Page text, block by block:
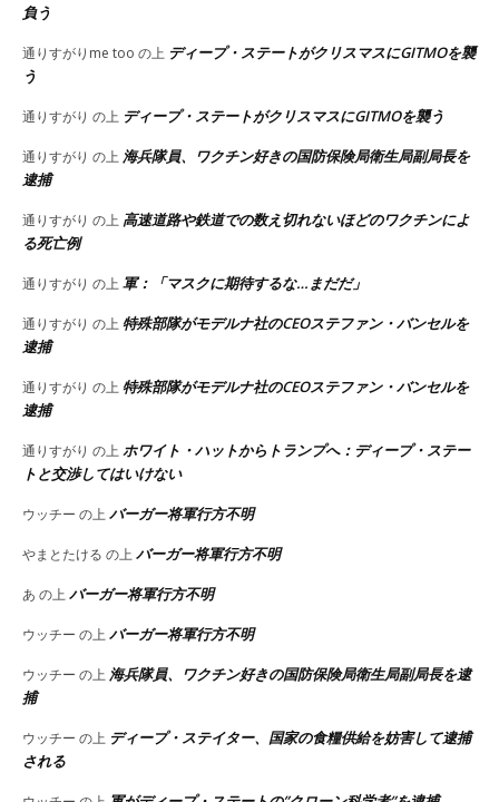
負う
通りすがりme too の上 ディープ・ステートがクリスマスにGITMOを襲
う
通りすがり の上 ディープ・ステートがクリスマスにGITMOを襲う
通りすがり の上 海兵隊員、ワクチン好きの国防保険局衛生局副局長を
逮捕
通りすがり の上 高速道路や鉄道での数え切れないほどのワクチンによ
る死亡例
通りすがり の上 軍：「マスクに期待するな…まだだ」
通りすがり の上 特殊部隊がモデルナ社のCEOステファン・バンセルを
逮捕
通りすがり の上 特殊部隊がモデルナ社のCEOステファン・バンセルを
逮捕
通りすがり の上 ホワイト・ハットからトランプへ：ディープ・ステー
トと交渉してはいけない
ウッチー の上 バーガー将軍行方不明
やまとたける の上 バーガー将軍行方不明
あ の上 バーガー将軍行方不明
ウッチー の上 バーガー将軍行方不明
ウッチー の上 海兵隊員、ワクチン好きの国防保険局衛生局副局長を逮
捕
ウッチー の上 ディープ・ステイター、国家の食糧供給を妨害して逮捕
される